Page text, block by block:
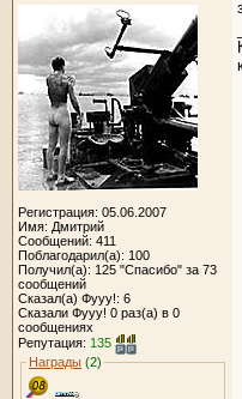
Регистрация: 05.06.2007
Имя: Дмитрий
Сообщений: 411
Поблагодарил(а): 100
Получил(а): 125 "Спасибо" за 73
сообщений
Сказал(а) Фууу!: 6
Сказали Фууу! 0 раз(а) в 0
сообщениях
Репутация: 135
Награды (2)